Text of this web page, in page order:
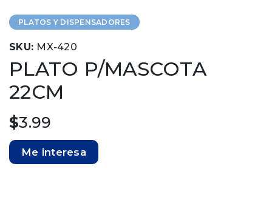
PLATOS Y DISPENSADORES
SKU: MX-420
PLATO P/MASCOTA
22CM
$3.99
Me interesa